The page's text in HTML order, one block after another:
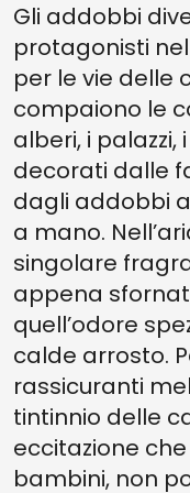
Gli addobbi
protagonisti
per le vie delle
compaiono le
alberi, i palazzi,
decorati dalle
dagli addobbi
a mano.
singolare
appena
quell’odore
calde arrosto.
rassicuranti
tintinnio delle
eccitazione
bambini, non